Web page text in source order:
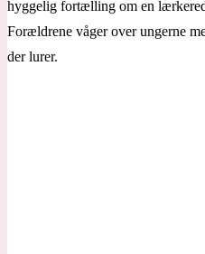
hyggelig fortælling om en
Forældrene våger over ungerne
der lurer.